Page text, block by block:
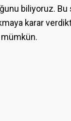
biliyoruz.
karar
mümkün.